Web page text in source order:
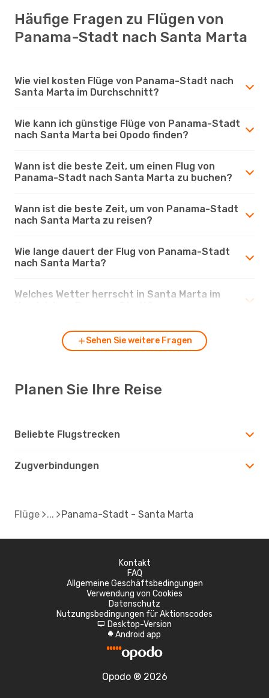
Häufige Fragen zu Flügen von
Panama-Stadt nach Santa Marta
Wie viel kosten Flüge von Panama-Stadt nach
Santa Marta im Durchschnitt?
Wie kann ich günstige Flüge von Panama-Stadt
nach Santa Marta bei Opodo finden?
Wann ist die beste Zeit, um einen Flug von
Panama-Stadt nach Santa Marta zu buchen?
Wann ist die beste Zeit, um von Panama-Stadt
nach Santa Marta zu reisen?
Wie lange dauert der Flug von Panama-Stadt
nach Santa Marta?
Welches Wetter herrscht in Santa Marta im
Sehen Sie weitere Fragen
Planen Sie Ihre Reise
Beliebte Flugstrecken
Zugverbindungen
Flüge Panama-Stadt - Santa Marta
Kontakt
FAQ
Allgemeine Geschäftsbedingungen
Verwendung von Cookies
Datenschutz
Nutzungsbedingungen für Aktionscodes
d Desktop-Version
A Android app
Opodo ® 2026